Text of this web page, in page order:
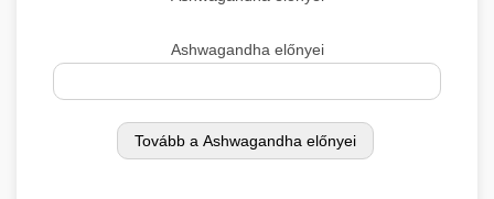
Ashwagandha előnyei